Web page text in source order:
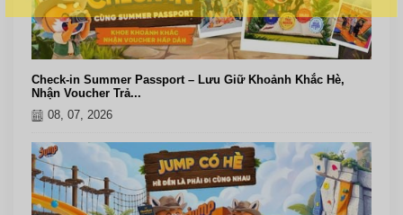
Check-in Summer Passport – Lưu Giữ Khoảnh Khắc Hè,
Nhận Voucher Trả...
08, 07, 2026